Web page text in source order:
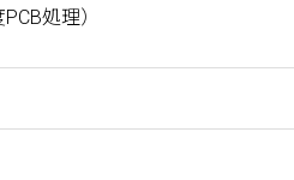
PCB処理）